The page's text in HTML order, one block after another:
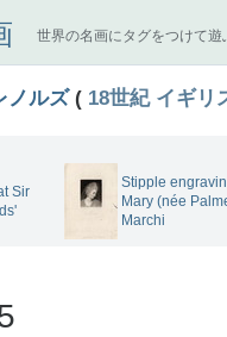
世界の名画にタグをつけて遊
ノルズ( 18世紀 イギリ
Sir
Stipple
Mary (née
Marchi